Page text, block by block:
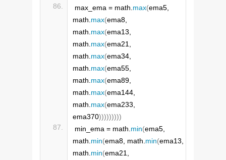
max_ema = math. max(ema5,
math. max(ema8,
math. max(ema13,
math. max(ema21,
math. max(ema34,
math. max(ema55,
math. max(ema89,
math. max(ema144,
math. max(ema233,
ema370)))))))))
min_ema = math. min(ema5,
math. min(ema8, math. min(ema13,
math. min(ema21,